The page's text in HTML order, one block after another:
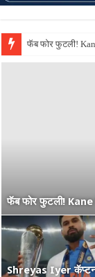
Shreyas Iyer कॅप्टन
फॅब फोर फुटली! Kane
Shreyas Iyer कॅप्टन
मेहनत आणि CSK चा